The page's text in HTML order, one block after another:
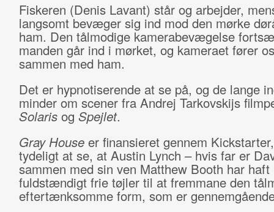
Fiskeren (Denis Lavant) står og arbejder,
langsomt bevæger sig ind mod den mørke
ham. Den tålmodige kamerabevægelse
manden går ind i mørket, og kameraet fører
sammen med ham.
Det er hypnotiserende at se på, og de lange
minder om scener fra Andrej Tarkovskijs
Solarisog Spejlet.
Gray Houseer finansieret gennem
tydeligt at se, at Austin Lynch – hvis far er
sammen med sin ven Matthew Booth har haft
fuldstændigt frie tøjler til at fremmane den
eftertænksomme form, som er